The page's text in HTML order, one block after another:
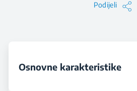
Podijeli
Osnovne karakteristike